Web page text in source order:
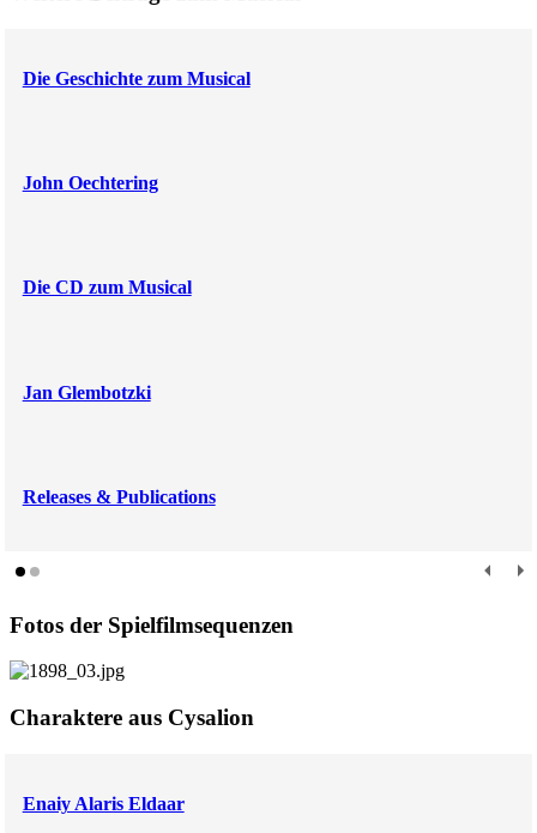
Die Geschichte zum Musical
John Oechtering
Die CD zum Musical
Jan Glembotzki
Releases & Publications
Fotos der Spielfilmsequenzen
Charaktere aus Cysalion
Enaiy Alaris Eldaar